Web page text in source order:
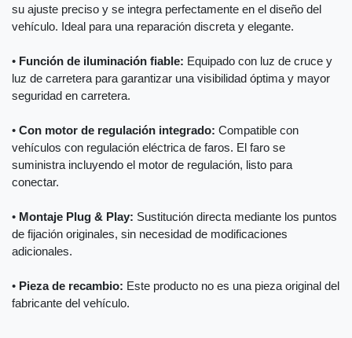
su ajuste preciso y se integra perfectamente en el diseño del
vehículo. Ideal para una reparación discreta y elegante.
• Función de iluminación fiable: Equipado con luz de cruce y
luz de carretera para garantizar una visibilidad óptima y mayor
seguridad en carretera.
• Con motor de regulación integrado: Compatible con
vehículos con regulación eléctrica de faros. El faro se
suministra incluyendo el motor de regulación, listo para
conectar.
• Montaje Plug & Play: Sustitución directa mediante los puntos
de fijación originales, sin necesidad de modificaciones
adicionales.
• Pieza de recambio: Este producto no es una pieza original del
fabricante del vehículo.